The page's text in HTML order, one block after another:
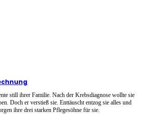
still ihrer Familie. Nach der Krebsdiagnose wollte sie
Doch er verstieß sie. Enttäuscht entzog sie alles und
ihre drei starken Pflegesöhne für sie.